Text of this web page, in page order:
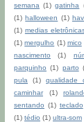
semana (1) gatinha
(1) halloween (1)
(1) medias
(1) mergulho (1) mico
nascimento
(1)
parquinho (1) parto
pula
(1) qualidade
caminhar
(1)
sentando (1) teclado
(1) tédio (1) ultra-som